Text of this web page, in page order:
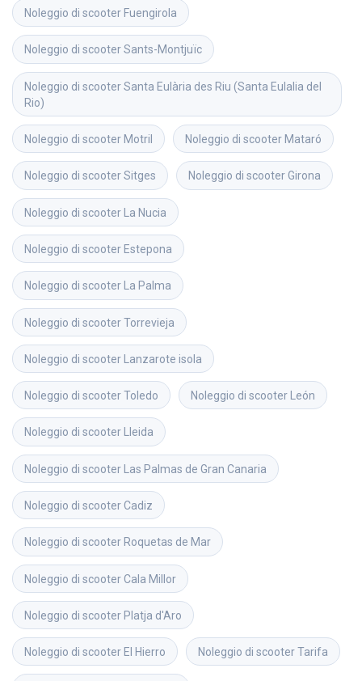
Noleggio di scooter Fuengirola
Noleggio di scooterSants-Montjuïc
Noleggio di scooterSanta Eulària des Riu (Santa Eulalia del
Rio)
Noleggio di scooter Motril Noleggio di scooter Mataró
Noleggio di scooterSitges Noleggio di scooterGirona
Noleggio di scooter La Nucia
Noleggio di scooter Estepona
Noleggio di scooter La Palma
Noleggio di scooterTorrevieja
Noleggio di scooter Lanzarote isola
Noleggio di scooterToledo Noleggio di scooter León
Noleggio di scooter Lleida
Noleggio di scooter Las Palmas de Gran Canaria
Noleggio di scooterCadiz
Noleggio di scooter Roquetas de Mar
Noleggio di scooterCala Millor
Noleggio di scooter Platja d'Aro
Noleggio di scooter El Hierro Noleggio di scooterTarifa